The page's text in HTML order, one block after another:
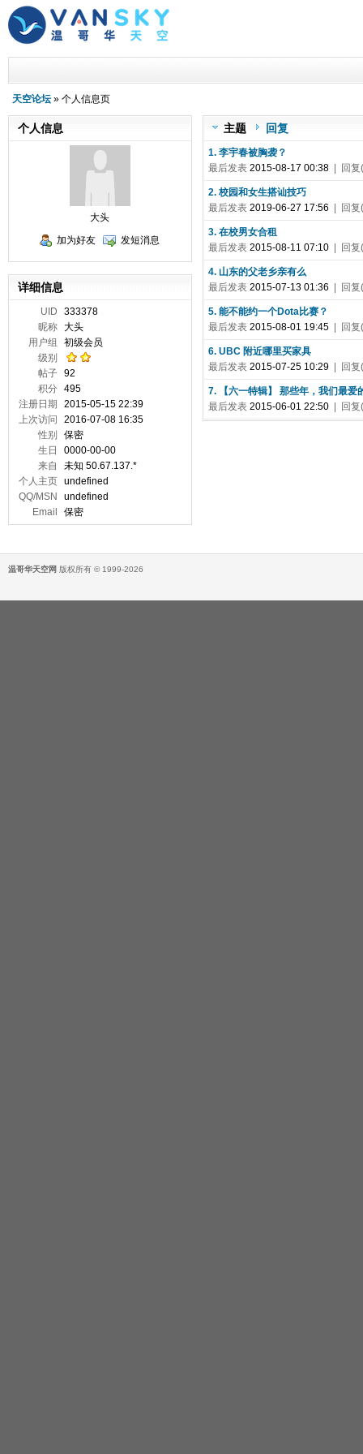
天空论坛 » 个人信息页
主题 回复
1. 李宇春被胸袭？
最后发表2015-08-17 00:38 | 回
2. 校园和女生搭讪技巧
最后发表2019-06-27 17:56 | 回
3. 在校男女合租
最后发表2015-08-11 07:10 | 回
4. 山东的父老乡亲有么
最后发表2015-07-13 01:36 | 回
5. 能不能约一个Dota比赛？
最后发表2015-08-01 19:45 | 回
6. UBC 附近哪里买家具
最后发表2015-07-25 10:29 | 回
7. 【六一特辑】 那些年，我们最爱
最后发表2015-06-01 22:50 | 回
个人信息
大头
加为好友
发短消息
详细信息
UID
333378
昵称 大头
用户组
初级会员
级别
帖子 92
积分 495
注册日期
2015-05-15 22:39
上次访问
2016-07-08 16:35
性别
保密
生日
0000-00-00
来自
未知 50.67.137.*
个人主页 undefined
QQ/MSN
undefined
Email
保密
温哥华天空网 版权所有 © 1999-2026